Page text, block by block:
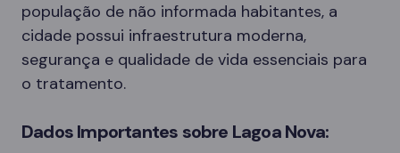
população de não informada habitantes, a
cidade possui infraestrutura moderna,
segurança e qualidade de vida essenciais para
o tratamento.
Dados Importantes sobre Lagoa Nova: